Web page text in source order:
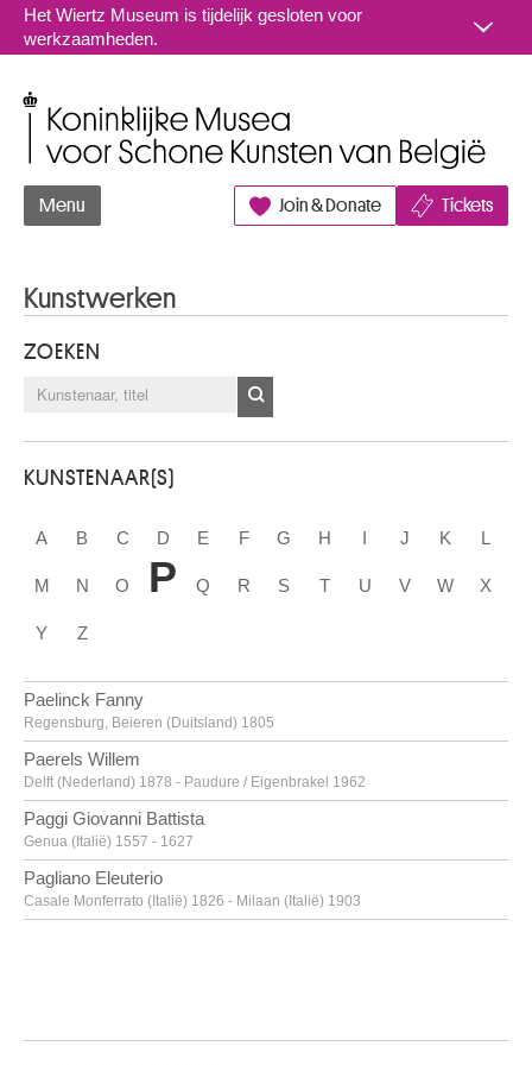
Naar inhoud
Het Wiertz Museum is tijdelijk gesloten voor
werkzaamheden.
Menu Join & Donate Tickets
Kunstwerken
ZOEKEN
KUNSTENAAR(S)
A B C D E F G H I J K L
M N O P Q R S T U V W X
Y Z
Paelinck Fanny
Regensburg, Beieren (Duitsland) 1805
Paerels Willem
Delft (Nederland) 1878 - Paudure / Eigenbrakel 1962
Paggi Giovanni Battista
Genua (Italië) 1557 - 1627
Pagliano Eleuterio
Casale Monferrato (Italië) 1826 - Milaan (Italië) 1903